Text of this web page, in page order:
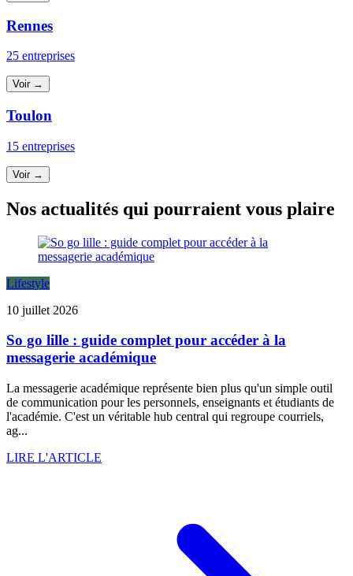
Rennes
25 entreprises
Voir →
Toulon
15 entreprises
Voir →
Nos actualités qui pourraient vous plaire
Lifestyle
10 juillet 2026
So go lille : guide complet pour accéder à la
messagerie académique
La messagerie académique représente bien plus qu'un simple outil
de communication pour les personnels, enseignants et étudiants de
l'académie. C'est un véritable hub central qui regroupe courriels,
ag...
LIRE L'ARTICLE